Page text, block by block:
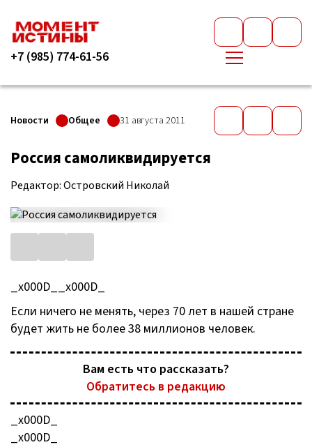
+7 (985) 774-61-56
Новости Общее 31 августа 2011
Россия самоликвидируется
Редактор: Островский Николай
_x000D__x000D_
Если ничего не менять, через 70 лет в нашей стране
будет жить не более 38 миллионов человек.
_x000D_
_x000D_
Вам есть что рассказать?
Обратитесь в редакцию